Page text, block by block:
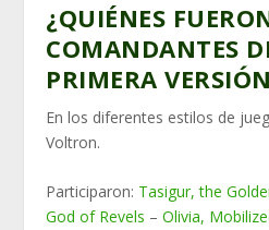
¿QUIÉNES
COMANDANTES
PRIMERA
En los diferentes estilos de
Voltron.
Participaron: Tasigur, the
God of Revels –Olivia,